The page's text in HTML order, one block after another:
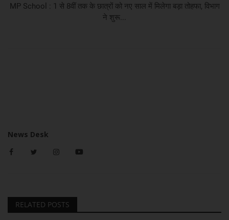
MP School : 1 से 8वीं तक के छात्रों को नए साल में मिलेगा बड़ा तोहफा, विभाग
ने शुरू...
News Desk
RELATED POSTS